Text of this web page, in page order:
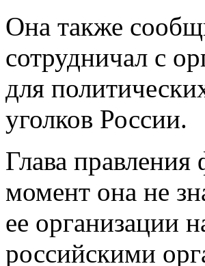
Она также
сотрудничал с
для
уголков России.
Глава
момент она не
ее организации
российскими